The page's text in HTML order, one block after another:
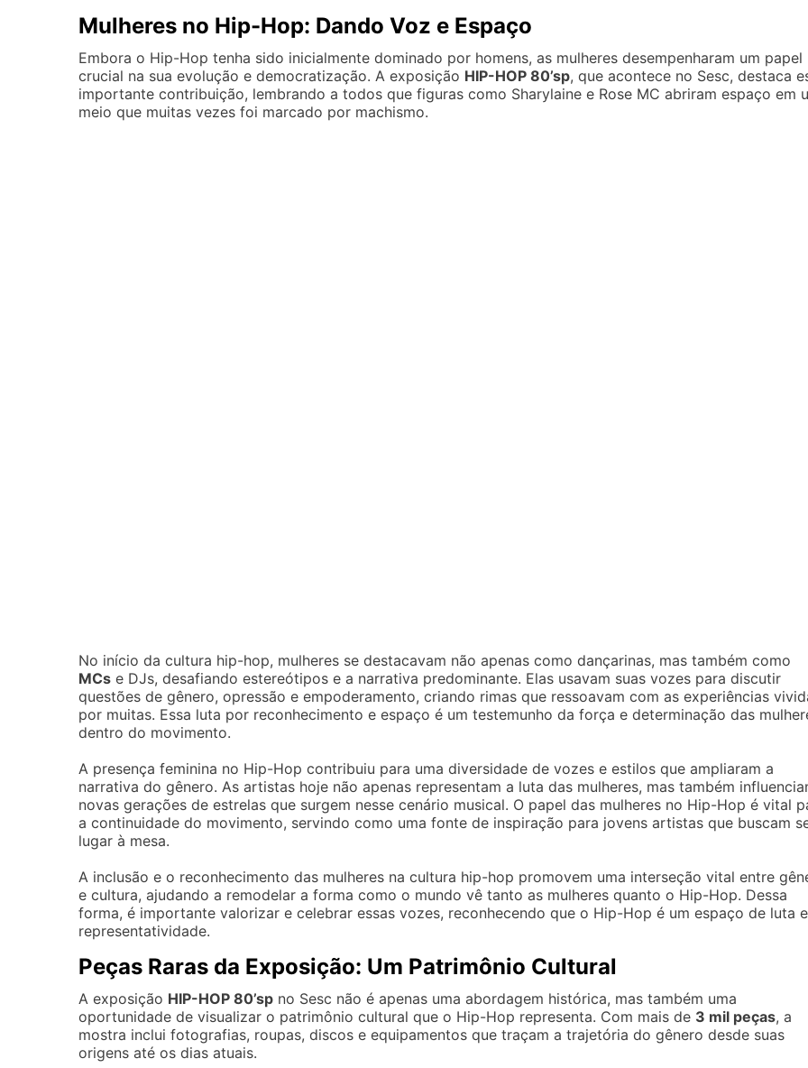
Mulheres no Hip-Hop: Dando Voz e Espaço
Embora o Hip-Hop tenha sido inicialmente dominado por homens, as mulheres desempenharam um papel
crucial na sua evolução e democratização. A exposição HIP-HOP 80’sp, que acontece no Sesc, destaca
importante contribuição, lembrando a todos que figuras como Sharylaine e Rose MC abriram espaço em
meio que muitas vezes foi marcado por machismo.
No início da cultura hip-hop, mulheres se destacavam não apenas como dançarinas, mas também como
MCs e DJs, desafiando estereótipos e a narrativa predominante. Elas usavam suas vozes para discutir
questões de gênero, opressão e empoderamento, criando rimas que ressoavam com as experiências
por muitas. Essa luta por reconhecimento e espaço é um testemunho da força e determinação das
dentro do movimento.
A presença feminina no Hip-Hop contribuiu para uma diversidade de vozes e estilos que ampliaram a
narrativa do gênero. As artistas hoje não apenas representam a luta das mulheres, mas também
novas gerações de estrelas que surgem nesse cenário musical. O papel das mulheres no Hip-Hop é vital
a continuidade do movimento, servindo como uma fonte de inspiração para jovens artistas que buscam
lugar à mesa.
A inclusão e o reconhecimento das mulheres na cultura hip-hop promovem uma interseção vital entre
e cultura, ajudando a remodelar a forma como o mundo vê tanto as mulheres quanto o Hip-Hop. Dessa
forma, é importante valorizar e celebrar essas vozes, reconhecendo que o Hip-Hop é um espaço de luta e
representatividade.
Peças Raras da Exposição: Um Patrimônio Cultural
A exposição HIP-HOP 80’sp no Sesc não é apenas uma abordagem histórica, mas também uma
oportunidade de visualizar o patrimônio cultural que o Hip-Hop representa. Com mais de 3 mil peças, a
mostra inclui fotografias, roupas, discos e equipamentos que traçam a trajetória do gênero desde suas
origens até os dias atuais.